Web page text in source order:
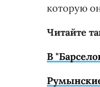
которую
Читайте
В